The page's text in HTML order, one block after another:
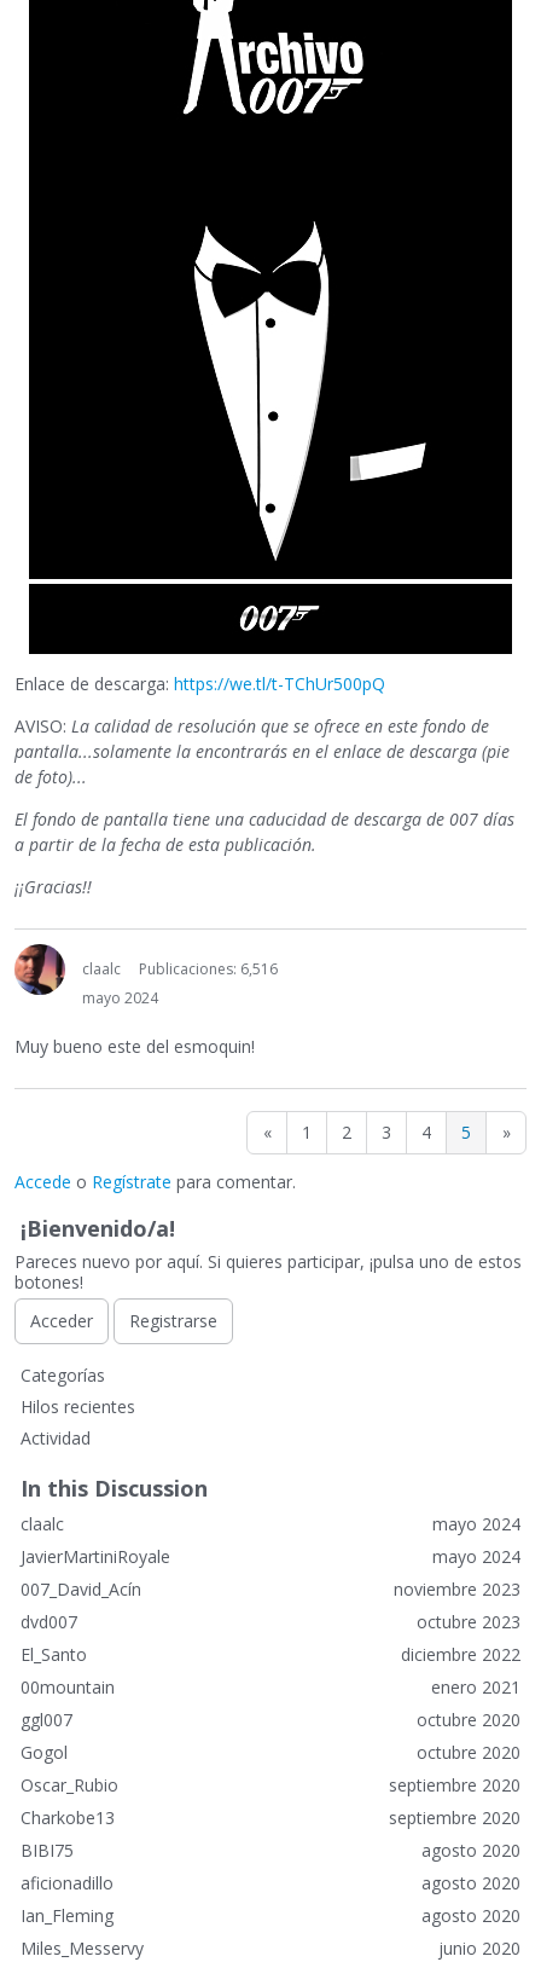
Enlace de descarga: https://we.tl/t-TChUr500pQ
AVISO: La calidad de resolución que se ofrece en este fondo de
pantalla...solamente la encontrarás en el enlace de descarga (pie
de foto)...
El fondo de pantalla tiene una caducidad de descarga de 007 días
a partir de la fecha de esta publicación.
¡¡Gracias!!
claalc
Publicaciones: 6,516
mayo 2024
Muy bueno este del esmoquin!
« 1 2 3 4 5 »
Accede o Regístrate para comentar.
¡Bienvenido/a!
Pareces nuevo por aquí. Si quieres participar, ¡pulsa uno de estos
botones!
Acceder
Registrarse
E
n
a
c
e
s
r
á
d
o
s
Categorías
Hilos recientes
Actividad
In this Discussion
mayo 2024
claalc
mayo 2024
JavierMartiniRoyale
noviembre 2023
007_David_Acín
octubre 2023
dvd007
diciembre 2022
El_Santo
enero 2021
00mountain
octubre 2020
ggl007
octubre 2020
Gogol
septiembre 2020
Oscar_Rubio
septiembre 2020
Charkobe13
agosto 2020
BIBI75
agosto 2020
aficionadillo
agosto 2020
Ian_Fleming
junio 2020
Miles_Messervy